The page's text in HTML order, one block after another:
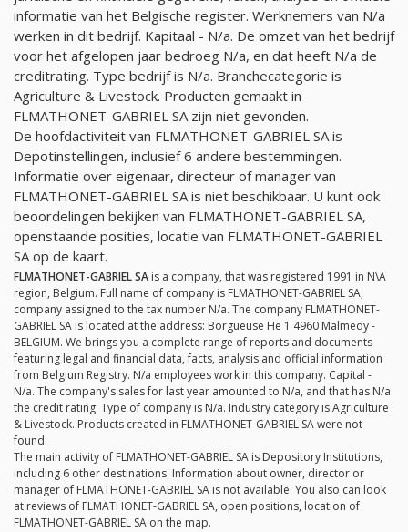
informatie van het Belgische register. Werknemers van N/a
werken in dit bedrijf. Kapitaal - N/a. De omzet van het bedrijf
voor het afgelopen jaar bedroeg N/a, en dat heeft N/a de
creditrating. Type bedrijf is N/a. Branchecategorie is
Agriculture & Livestock. Producten gemaakt in
FLMATHONET-GABRIEL SA zijn niet gevonden.
De hoofdactiviteit van FLMATHONET-GABRIEL SA is
Depotinstellingen, inclusief 6 andere bestemmingen.
Informatie over eigenaar, directeur of manager van
FLMATHONET-GABRIEL SA is niet beschikbaar. U kunt ook
beoordelingen bekijken van FLMATHONET-GABRIEL SA,
openstaande posities, locatie van FLMATHONET-GABRIEL
SA op de kaart.
FLMATHONET-GABRIEL SA is a company, that was registered 1991 in N\A
region, Belgium. Full name of company is FLMATHONET-GABRIEL SA,
company assigned to the tax number N/a. The company FLMATHONET-
GABRIEL SA is located at the address: Borgueuse He 1 4960 Malmedy -
BELGIUM. We brings you a complete range of reports and documents
featuring legal and financial data, facts, analysis and official information
from Belgium Registry. N/a employees work in this company. Capital -
N/a. The company's sales for last year amounted to N/a, and that has N/a
the credit rating. Type of company is N/a. Industry category is Agriculture
& Livestock. Products created in FLMATHONET-GABRIEL SA were not
found.
The main activity of FLMATHONET-GABRIEL SA is Depository Institutions,
including 6 other destinations. Information about owner, director or
manager of FLMATHONET-GABRIEL SA is not available. You also can look
at reviews of FLMATHONET-GABRIEL SA, open positions, location of
FLMATHONET-GABRIEL SA on the map.